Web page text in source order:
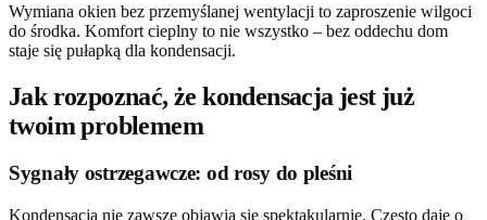
Wymiana okien bez przemyślanej wentylacji to zaproszenie wilgoci
do środka. Komfort cieplny to nie wszystko – bez oddechu dom
staje się pułapką dla kondensacji.
Jak rozpoznać, że kondensacja jest już
twoim problemem
Sygnały ostrzegawcze: od rosy do pleśni
Kondensacja nie zawsze objawia się spektakularnie. Często daje o